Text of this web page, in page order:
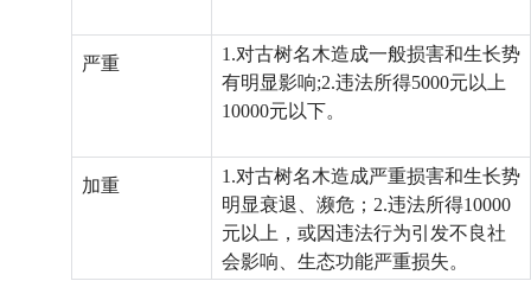
严重 1.对古树名木造成一般损害和生长势
有明显影响;2.违法所得5000元以上
10000元以下。
加重 1.对古树名木造成严重损害和生长势
明显衰退、濒危 ； 2.违法所得10000
元以上，或因违法行为引发不良社
会影响、生态功能严重损失。